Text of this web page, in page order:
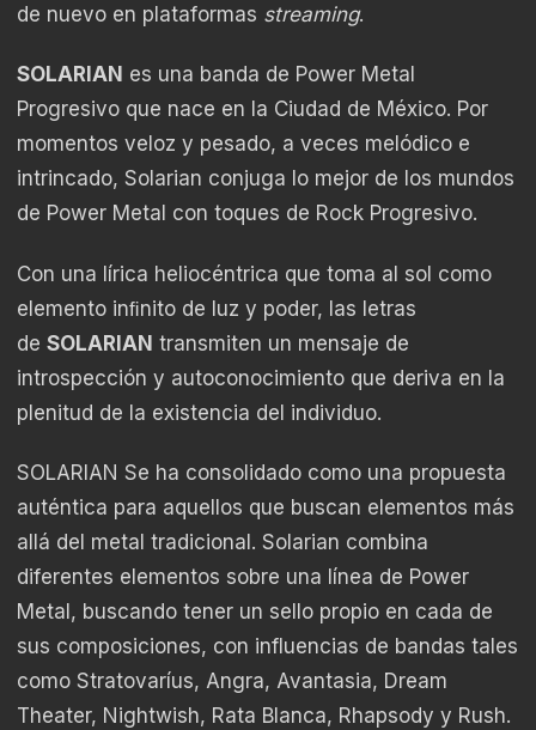
de nuevo en plataformas streaming.
SOLARIAN es una banda de Power Metal
Progresivo que nace en la Ciudad de México. Por
momentos veloz y pesado, a veces melódico e
intrincado, Solarian conjuga lo mejor de los mundos
de Power Metal con toques de Rock Progresivo.
Con una lírica heliocéntrica que toma al sol como
elemento inﬁnito de luz y poder, las letras
de SOLARIAN transmiten un mensaje de
introspección y autoconocimiento que deriva en la
plenitud de la existencia del individuo.
SOLARIAN Se ha consolidado como una propuesta
auténtica para aquellos que buscan elementos más
allá del metal tradicional. Solarian combina
diferentes elementos sobre una línea de Power
Metal, buscando tener un sello propio en cada de
sus composiciones, con influencias de bandas tales
como Stratovaríus, Angra, Avantasia, Dream
Theater, Nightwish, Rata Blanca, Rhapsody y Rush.